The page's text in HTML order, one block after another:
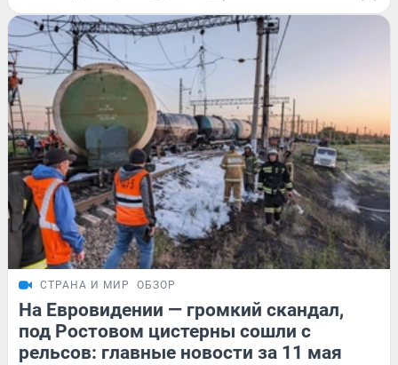
СТРАНА И МИР ОБЗОР
На Евровидении — громкий скандал,
под Ростовом цистерны сошли с
рельсов: главные новости за 11 мая